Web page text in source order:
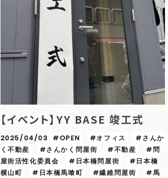
【イベント】YY BASE 竣工式
2025/04/03 #OPEN #オフィス
#さんか
く不動産
#さんかく問屋街 #不動産
#問
屋街活性化委員会
#日本橋問屋街
#日本橋
横山町
#日本橋馬喰町 #繊維問屋街
#馬